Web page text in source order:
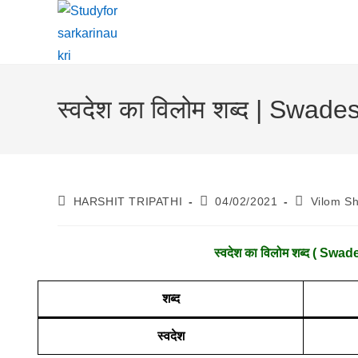
स्वदेश का विलोम शब्द |
PostHARSHIT TRIPATHI
Post04/02/2021
PostVilom
स्वदेश का विलोम शब्द (
शब्द
स्वदेश